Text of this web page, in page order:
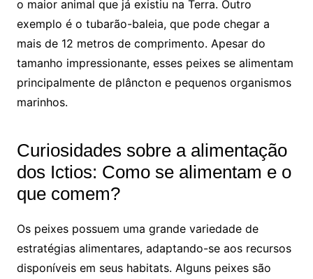
o maior animal que já existiu na Terra. Outro
exemplo é o tubarão-baleia, que pode chegar a
mais de 12 metros de comprimento. Apesar do
tamanho impressionante, esses peixes se alimentam
principalmente de plâncton e pequenos organismos
marinhos.
Curiosidades sobre a alimentação
dos Ictios: Como se alimentam e o
que comem?
Os peixes possuem uma grande variedade de
estratégias alimentares, adaptando-se aos recursos
disponíveis em seus habitats. Alguns peixes são